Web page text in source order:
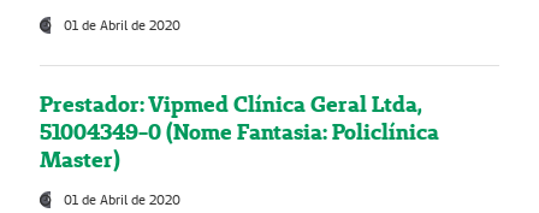
01 de Abril de 2020
Prestador: Vipmed Clínica Geral Ltda,
51004349-0 (Nome Fantasia: Policlínica
Master)
01 de Abril de 2020